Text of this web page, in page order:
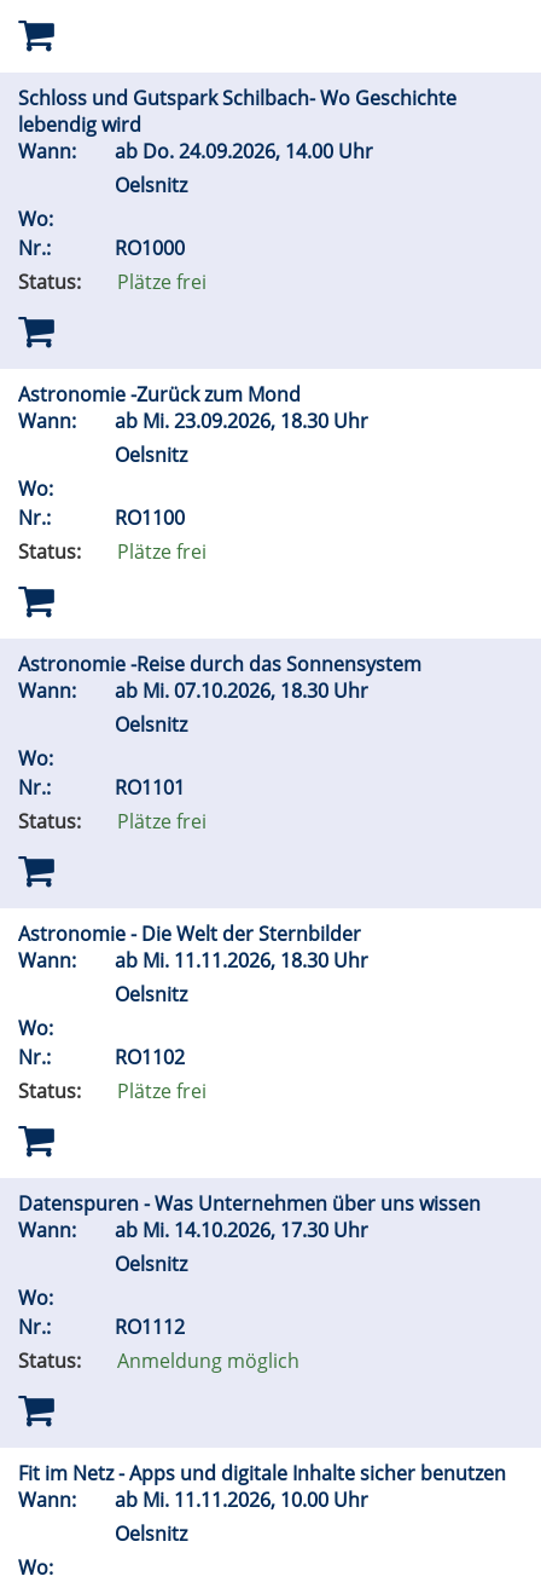
Schloss und Gutspark Schilbach- Wo Geschichte
lebendig wird
Wann:
ab Do.24.09.2026, 14.00 Uhr
Oelsnitz
Wo:
Nr.:
RO1000
Status:
Plätze frei
Astronomie -Zurück zum Mond
Wann:
ab Mi.23.09.2026, 18.30 Uhr
Oelsnitz
Wo:
Nr.:
RO1100
Status:
Plätze frei
Astronomie -Reise durch das Sonnensystem
Wann:
ab Mi.07.10.2026, 18.30 Uhr
Oelsnitz
Wo:
Nr.:
RO1101
Status:
Plätze frei
Astronomie - Die Welt der Sternbilder
Wann:
ab Mi. 11.11.2026, 18.30 Uhr
Oelsnitz
Wo:
Nr.:
RO1102
Status:
Plätze frei
Datenspuren - Was Unternehmen über uns wissen
Wann:
ab Mi. 14.10.2026, 17.30 Uhr
Oelsnitz
Wo:
Nr.:
RO1112
Status:
Anmeldung möglich
Fit im Netz - Apps und digitale Inhalte sicher benutzen
Wann:
ab Mi. 11.11.2026, 10.00 Uhr
Oelsnitz
Wo: